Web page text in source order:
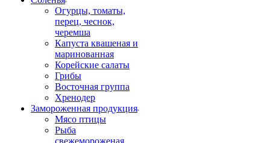
Огурцы, томаты,
перец, чеснок,
черемша
Капуста квашеная и
маринованная
Корейские салаты
Грибы
Восточная группа
Хренодер
Замороженная продукция
Мясо птицы
Рыба
свежемороженая